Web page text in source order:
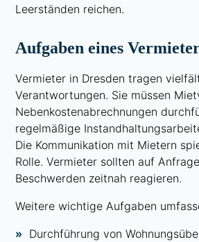
Leerständen reichen.
Aufgaben eines
Vermieter in Dresden tragen
Verantwortungen. Sie müssen
Nebenkostenabrechnungen
regelmäßige
Die Kommunikation mit Mietern
Rolle. Vermieter sollten auf
Beschwerden zeitnah reagieren.
Weitere wichtige Aufgaben
Durchführung von